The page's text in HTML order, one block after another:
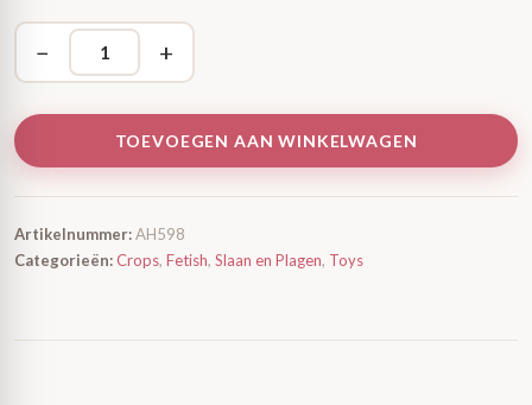
− +
TOEVOEGEN AAN WINKELWAGEN
Artikelnummer:AH598
Categorieën:Crops, Fetish, Slaan en Plagen, Toys